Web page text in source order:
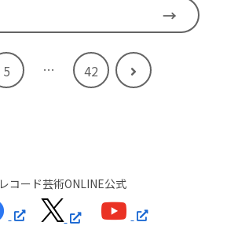
5 … 42
次
レコード芸術ONLINE公式